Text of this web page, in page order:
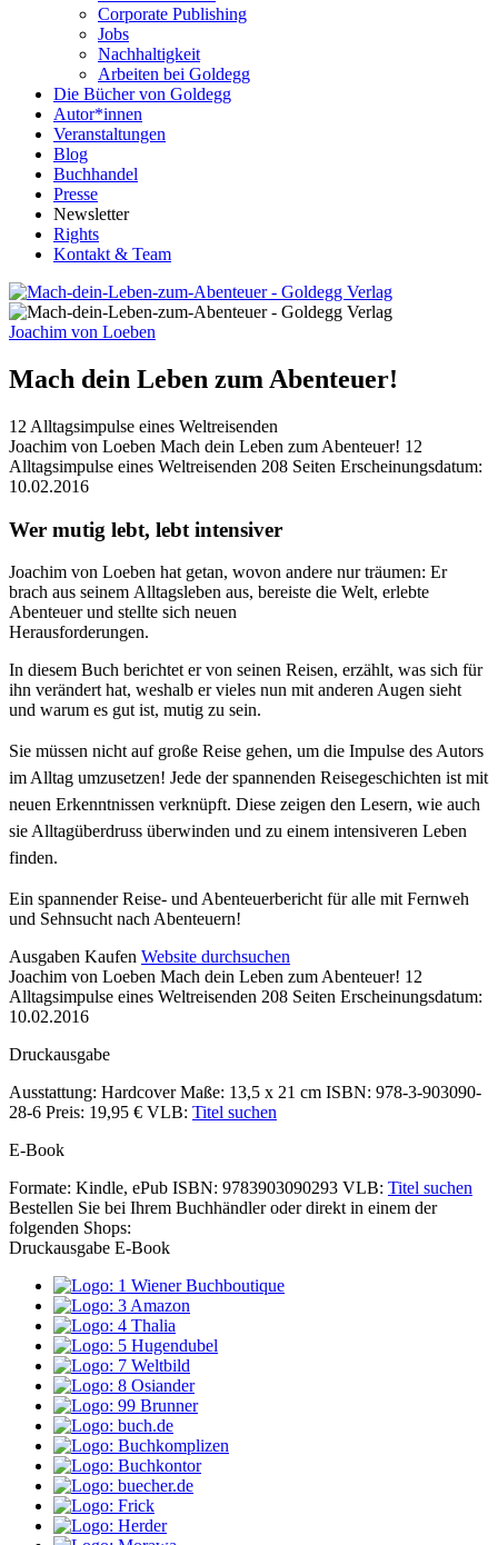
Corporate Publishing
Jobs
Nachhaltigkeit
Arbeiten bei Goldegg
Die Bücher von Goldegg
Autor*innen
Veranstaltungen
Blog
Buchhandel
Presse
Newsletter
Rights
Kontakt & Team
Joachim von Loeben
Mach dein Leben zum Abenteuer!
12 Alltagsimpulse eines Weltreisenden
Buchdetails
Joachim von Loeben Mach dein Leben zum Abenteuer! 12
Alltagsimpulse eines Weltreisenden 208 Seiten Erscheinungsdatum:
10.02.2016
Beschreibung
Wer mutig lebt, lebt intensiver
Joachim von Loeben hat getan, wovon andere nur träumen: Er
brach aus seinem Alltagsleben aus, bereiste die Welt, erlebte
Abenteuer und stellte sich neuen
Herausforderungen.
In diesem Buch berichtet er von seinen Reisen, erzählt, was sich für
ihn verändert hat, weshalb er vieles nun mit anderen Augen sieht
und warum es gut ist, mutig zu sein.
Sie müssen nicht auf große Reise gehen, um die Impulse des Autors
im Alltag umzusetzen! Jede der spannenden Reisegeschichten ist mit
neuen Erkenntnissen verknüpft. Diese zeigen den Lesern, wie auch
sie Alltagüberdruss überwinden und zu einem intensiveren Leben
finden.
Ein spannender Reise- und Abenteuerbericht für alle mit Fernweh
und Sehnsucht nach Abenteuern!
Details
und
Inhalte
Ausgaben Kaufen Website durchsuchen
Joachim von Loeben Mach dein Leben zum Abenteuer! 12
Alltagsimpulse eines Weltreisenden 208 Seiten Erscheinungsdatum:
10.02.2016
Druckausgabe
Ausstattung: Hardcover Maße: 13,5 x 21 cm ISBN: 978-3-903090-
28-6 Preis: 19,95 € VLB: Titel suchen
E-Book
Formate: Kindle, ePub ISBN: 9783903090293 VLB: Titel suchen
Bestellen Sie bei Ihrem Buchhändler oder direkt in einem der
folgenden Shops:
Druckausgabe E-Book